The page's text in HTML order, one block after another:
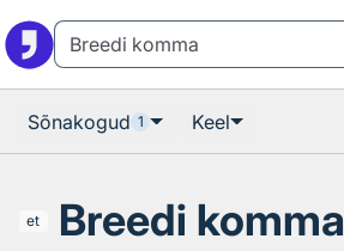
Sõnakogud 1 Keel
et Breedi komma